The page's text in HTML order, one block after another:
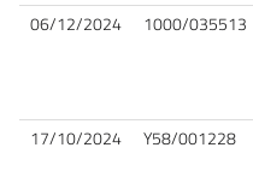
06/12/2024 1000/035513
17/10/2024 Y58/001228